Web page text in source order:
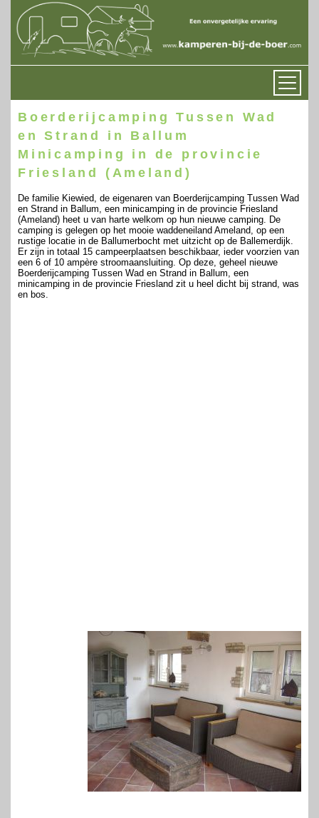
Boerderijcamping Tussen Wad
en Strand in Ballum
Minicamping in de provincie
Friesland (Ameland)
De familie Kiewied, de eigenaren van Boerderijcamping Tussen Wad
en Strand in Ballum, een minicamping in de provincie Friesland
(Ameland) heet u van harte welkom op hun nieuwe camping. De
camping is gelegen op het mooie waddeneiland Ameland, op een
rustige locatie in de Ballumerbocht met uitzicht op de Ballemerdijk.
Er zijn in totaal 15 campeerplaatsen beschikbaar, ieder voorzien van
een 6 of 10 ampère stroomaansluiting. Op deze, geheel nieuwe
Boerderijcamping Tussen Wad en Strand in Ballum, een
minicamping in de provincie Friesland zit u heel dicht bij strand, was
en bos.